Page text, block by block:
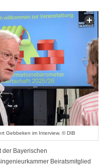
Gebbeken im Interview. © DIB
der Bayerischen
Beiratsmitglied